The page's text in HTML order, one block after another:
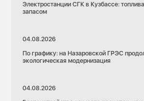
Электростанции СГК в Кузбассе:
запасом
04.08.2026
По графику: на Назаровской ГРЭС
экологическая модернизация
04.08.2026